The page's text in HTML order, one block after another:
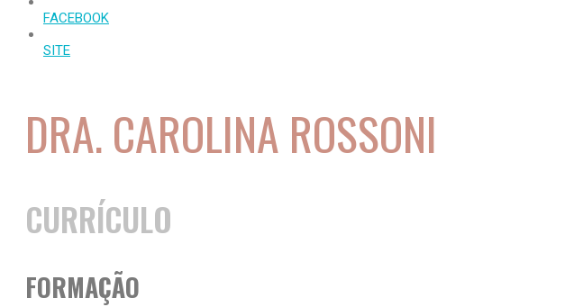
FACEBOOK
SITE
DRA. CAROLINA ROSSONI
CURRÍCULO
FORMAÇÃO